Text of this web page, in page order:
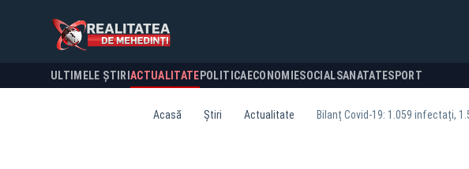
ULTIMELE ȘTIRI ACTUALITATE POLITICA ECONOMIESOCIALSANATATESPORT
Acasă Știri Actualitate Bilanț Covid-19: 1.059 infectați,